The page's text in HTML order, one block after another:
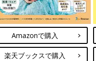
Amazonで購入
楽天ブックスで購入